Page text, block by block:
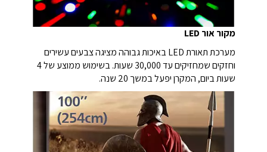
מקור אור LED
מערכת תאורת LED באיכות גבוהה מציגה צבעים עשירים
וחזקים שמחזיקים עד 30,000 שעות. בשימוש ממוצע של 4
שעות ביום, המקרן יפעל במשך 20 שנה.